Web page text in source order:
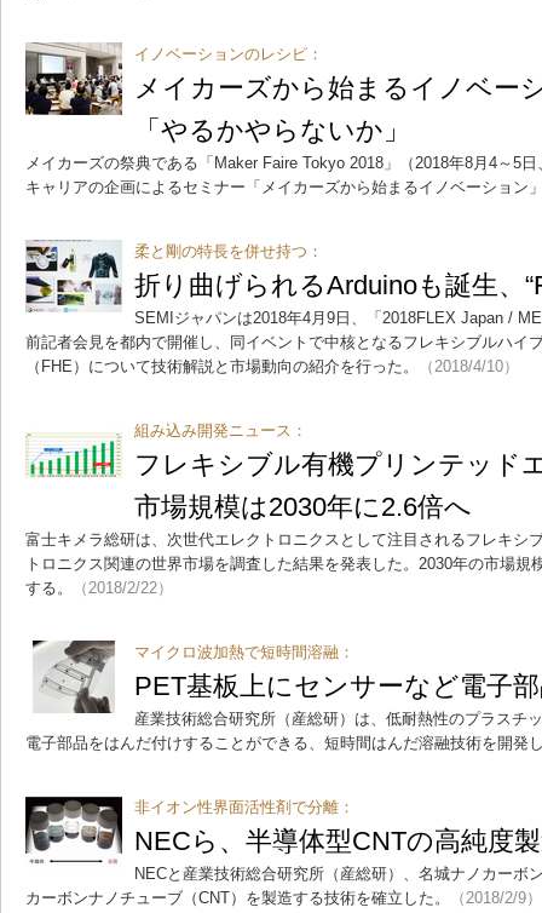
イノベーションのレシピ：
メイカーズから始まるイノベー
「やるかやらないか」
メイカーズの祭典である「Maker Faire Tokyo 2018」（2018年8月4～5
キャリアの企画によるセミナー「メイカーズから始まるイノベーション
柔と剛の特長を併せ持つ：
折り曲げられるArduinoも誕生、
SEMIジャパンは2018年4月9日、「2018FLEX Japan /
前記者会見を都内で開催し、同イベントで中核となるフレキシブルハイ
（FHE）について技術解説と市場動向の紹介を行った。
（2018/4/10）
組み込み開発ニュース：
フレキシブル有機プリンテッド
市場規模は2030年に2.6倍へ
富士キメラ総研は、次世代エレクトロニクスとして注目されるフレキシ
トロニクス関連の世界市場を調査した結果を発表した。2030年の市場規
する。
（2018/2/22）
マイクロ波加熱で短時間溶融：
PET基板上にセンサーなど電子
産業技術総合研究所（産総研）は、低耐熱性のプラスチ
電子部品をはんだ付けすることができる、短時間はんだ溶融技術を開発
非イオン性界面活性剤で分離：
NECら、半導体型CNTの高純度
NECと産業技術総合研究所（産総研）、名城ナノカーボ
カーボンナノチューブ（CNT）を製造する技術を確立した。
（2018/2/9）